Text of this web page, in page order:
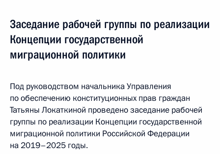
Заседание рабочей группы по реализации
Концепции государственной
миграционной политики
Под руководством начальника Управления
по обеспечению конституционных прав граждан
Татьяны Локаткиной проведено заседание рабочей
группы по реализации Концепции государственной
миграционной политики Российской Федерации
на 2019–2025 годы.